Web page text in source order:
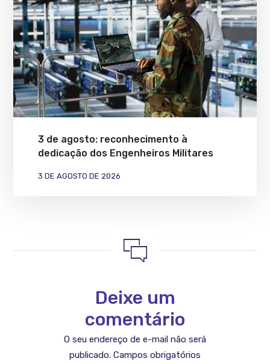
3 de agosto: reconhecimento à
dedicação dos Engenheiros Militares
3 DE AGOSTO DE 2026
Deixe um
comentário
O seu endereço de e-mail não será
publicado. Campos obrigatórios